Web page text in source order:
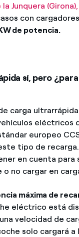
Junquera
con
de potencia.
sí, pero
carga
eléctricos
europeo
tipo de
en cuenta para
o no cargar en
máxima de
eléctrico está
velocidad de
solo cargará a